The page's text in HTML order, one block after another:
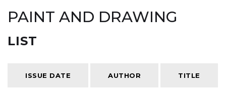
PAINT AND DRAWING
LIST